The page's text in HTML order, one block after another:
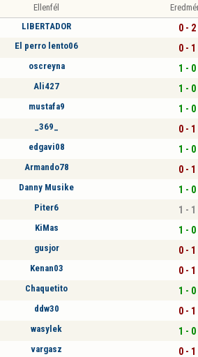
Ellenfél
LIBERTADOR 0 - 2
El perro lento06 0 - 1
oscreyna 1 - 0
Ali427 1 - 0
mustafa9 1 - 0
_369_ 0 - 1
edgavi08 1 - 0
Armando78 0 - 1
Danny Musike 1 - 0
Piter6 1 - 1
KiMas 1 - 0
gusjor 0 - 1
Kenan03 0 - 1
Chaquetito 1 - 0
ddw30 0 - 1
wasylek 1 - 0
vargasz 0 - 1